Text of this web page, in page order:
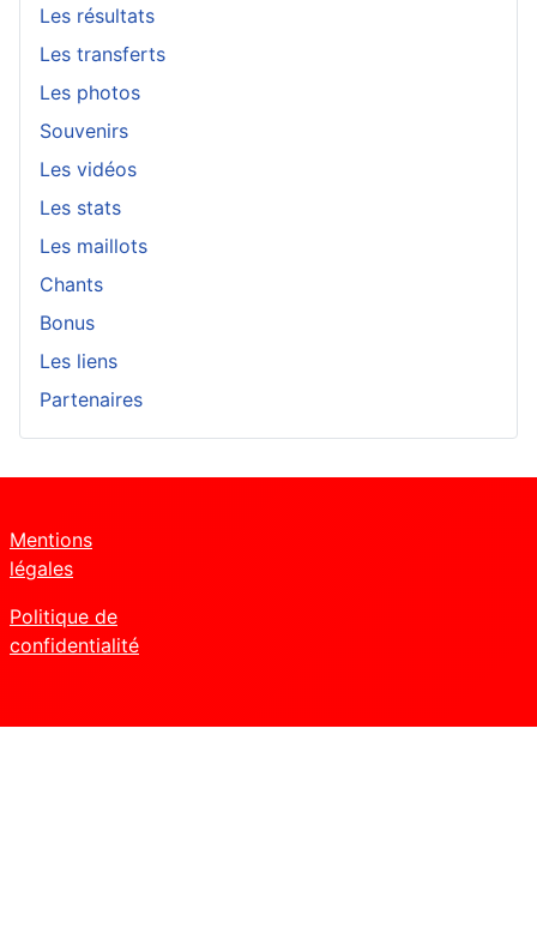
Les résultats
Les transferts
Les photos
Souvenirs
Les vidéos
Les stats
Les maillots
Chants
Bonus
Les liens
Partenaires
Mentions
légales
Politique de
confidentialité